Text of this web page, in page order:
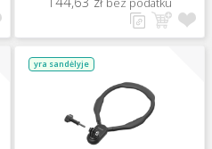
yra sandėlyje